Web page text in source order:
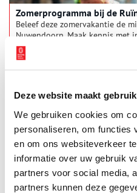
Deze website maakt
We gebruiken cookies om
personaliseren, om functies
en om ons websiteverkeer
informatie over uw gebruik
partners voor social media,
partners kunnen deze
Zomerprogramma bij de
Beleef deze zomervakantie de
Nuwendoorn. Maak kennis met
tijdens het programma ‘Het
activiteit: Middeleeuws
Kortekaas.